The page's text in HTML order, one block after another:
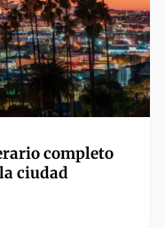
completo
ciudad